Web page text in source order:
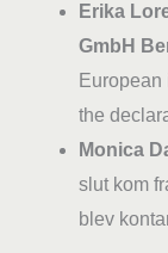
Erika
GmbH
European
the
Monica
slut kom
blev